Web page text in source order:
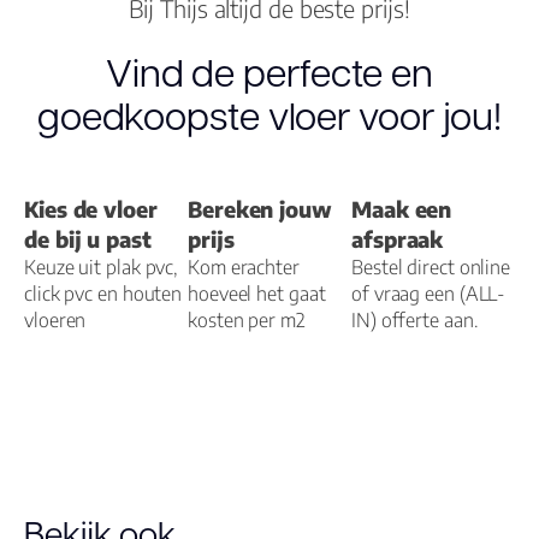
Dikte toplaag
0.55
Montage Plak PVC
Garantie
Woongebruik
25 jaar
Bij Thijs altijd de beste prijs!
Vind de perfecte en
goedkoopste vloer voor jou!
Kies de vloer
de bij u past
Keuze uit plak pvc,
click pvc en houten
vloeren
Bereken jouw
prijs
Kom erachter
hoeveel het gaat
kosten per m2
Maak een
afspraak
Bestel direct online
of vraag een (ALL-
IN) offerte aan.